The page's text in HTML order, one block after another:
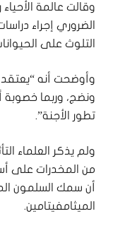
وقالت عالمة
الضروري إجراء
التلوث على
وأوضحت أنه
ونضج، وربما خصوبة
تطور الأجنة”.
ولم يذكر العلماء
من المخدرات على
أن سمك السلمون
الميثامفيتامين.